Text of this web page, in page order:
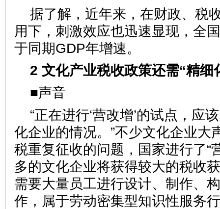
据了解，近年来，在财政、税
用下，刺激效应也迅速显现，全
于同期GDP年增速。
2 文化产业税收政策还需“精细
■声音
“正在进行‘营改增’的试点，应
化企业的情况。”不少文化企业大
税重复征收的问题，国家进行了“
多的文化企业将获得较大的税收
需要大量员工进行设计、制作、
作，属于劳动密集型知识性服务